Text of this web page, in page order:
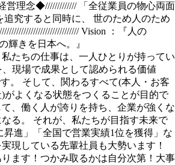
営理念◆///////////// 「全従業員の物心両面
追究すると同時に、 世のため人のため
Vision ：『人の
輝きを日本へ。』
私たちの仕事は、一人ひとりが持ってい
、現場で成果として認められる価値
。 そして、関わるすべて(本人・お客
がよくなる状態をつくることが目的で
、働く人が誇りを持ち、企業が強くな
る。 それが、私たちが目指す未来で
昇進」「全国で営業実績1位を獲得」な
現している先輩社員も大勢います！
ます！つかみ取るかは自分次第！大事